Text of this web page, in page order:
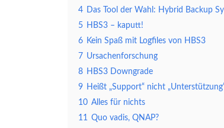
4 Das Tool der Wahl: Hybrid Backup
5 HBS3 – kaputt!
6 Kein Spaß mit Logfiles von HBS3
7 Ursachenforschung
8 HBS3 Downgrade
9 Heißt „Support“ nicht
10 Alles für nichts
11 Quo vadis, QNAP?